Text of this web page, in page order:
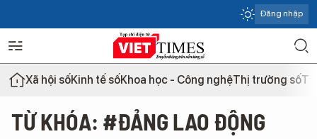
Đăng nhập
Xã hội sốKinh tế sốKhoa học - Công nghệThị trường số
TỪ KHÓA: #ĐẢNG LAO ĐỘNG